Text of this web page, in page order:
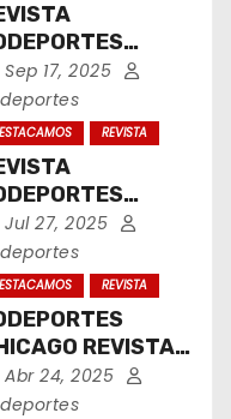
2025
Sep 17, 2025
REVISTA
JULIO
Jul 27, 2025
REVISTA
REVISTA
ABRIL
Abr 24, 2025